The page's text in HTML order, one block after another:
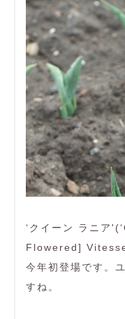
‘クイーン ラニア
Flowered]
今年初登場です。
すね。